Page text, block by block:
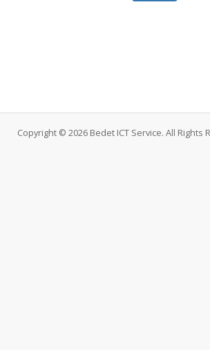
Copyright © 2026 Bedet ICT Service. All Rights